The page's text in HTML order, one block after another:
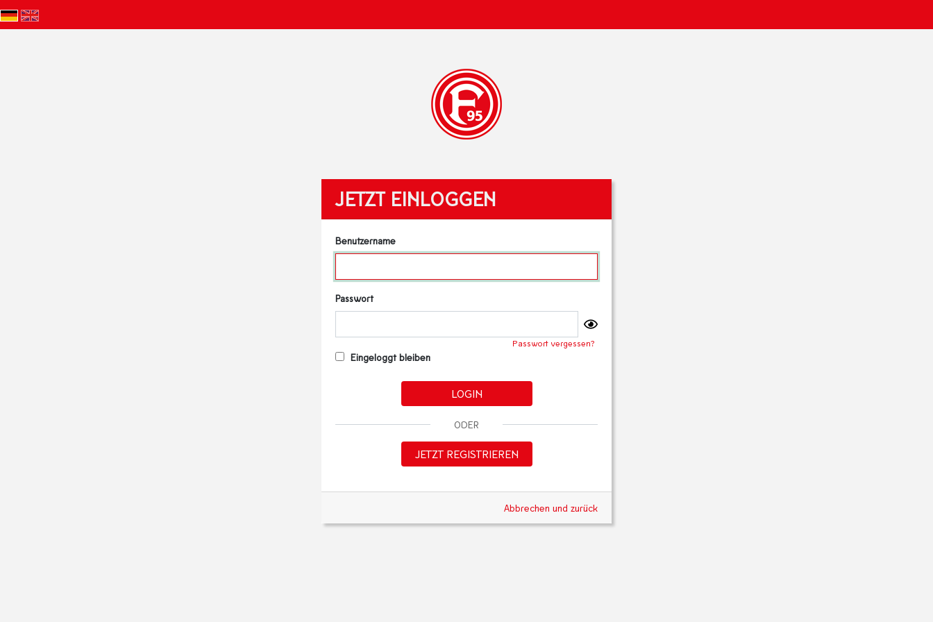
JETZT EINLOGGEN
Benutzername
Passwort
Passwort vergessen?
Eingeloggt bleiben
LOGIN
ODER
JETZT REGISTRIEREN
Abbrechen und zurück